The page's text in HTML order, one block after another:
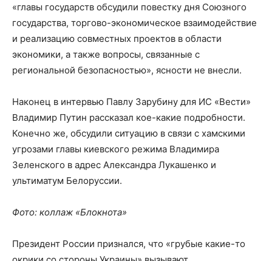
«главы государств обсудили повестку дня Союзного
государства, торгово-экономическое взаимодействие
и реализацию совместных проектов в области
экономики, а также вопросы, связанные с
региональной безопасностью», ясности не внесли.
Наконец в интервью Павлу Зарубину для ИС «Вести»
Владимир Путин рассказал кое-какие подробности.
Конечно же, обсудили ситуацию в связи с хамскими
угрозами главы киевского режима Владимира
Зеленского в адрес Александра Лукашенко и
ультиматум Белоруссии.
Фото: коллаж «Блокнота»
Президент России признался, что «грубые какие-то